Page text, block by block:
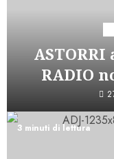
ASTORRI
RADIO
3 minuti di lettura